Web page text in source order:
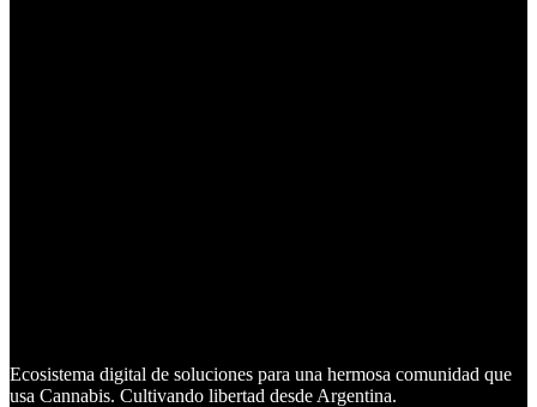
Ecosistema digital de soluciones para una hermosa comunidad que
usa Cannabis. Cultivando libertad desde Argentina.